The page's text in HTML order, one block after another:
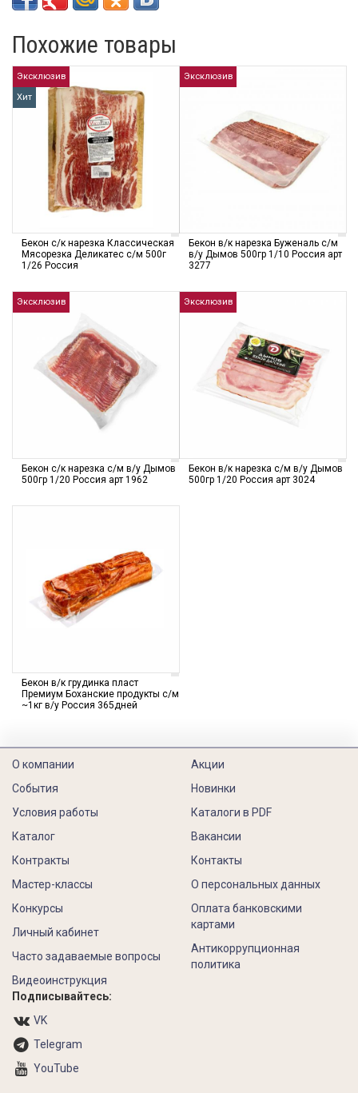
Похожие товары
Эксклюзив
Хит
Бекон с/к нарезка Классическая
Мясорезка Деликатес с/м 500г
1/26 Россия
Эксклюзив
Бекон в/к нарезка Буженаль с/м
в/у Дымов 500гр 1/10 Россия арт
3277
Эксклюзив
Бекон с/к нарезка с/м в/у Дымов
500гр 1/20 Россия арт 1962
Эксклюзив
Бекон в/к нарезка с/м в/у Дымов
500гр 1/20 Россия арт 3024
Бекон в/к грудинка пласт
Премиум Боханские продукты с/м
~1кг в/у Россия 365дней
О компании
События
Условия работы
Каталог
Контракты
Акции
Новинки
Каталоги в PDF
Вакансии
Контакты
Мастер-классы
Конкурсы
Личный кабинет
Часто задаваемые вопросы
Видеоинструкция
О персональных данных
Оплата банковскими
картами
Антикоррупционная
политика
Подписывайтесь:
VK
Telegram
YouTube